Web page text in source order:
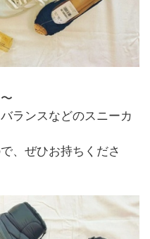
ランスなどのスニーカ
、ぜひお持ちくださ